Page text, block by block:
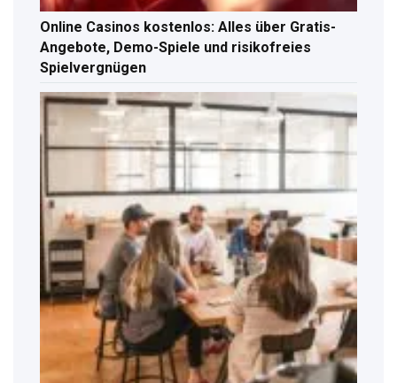
Online Casinos kostenlos: Alles über Gratis-
Angebote, Demo-Spiele und risikofreies
Spielvergnügen